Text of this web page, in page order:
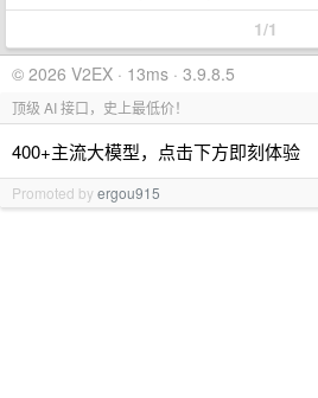
1/1
© 2026 V2EX · 13ms · 3.9.8.5
顶级 AI 接口，史上最低价！
400+主流大模型，点击下方即刻体验
Promoted byergou915